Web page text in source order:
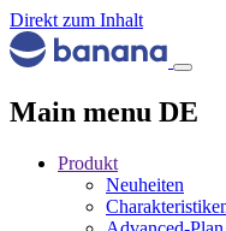
Direkt zum Inhalt
Main menu DE
Produkt
Neuheiten